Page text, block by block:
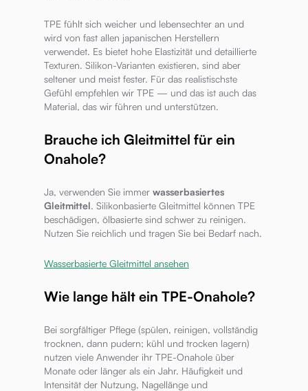
TPE fühlt sich weicher und lebensechter an und
wird von fast allen japanischen Herstellern
verwendet. Es bietet hohe Elastizität und detaillierte
Texturen. Silikon-Varianten existieren, sind aber
seltener und meist fester. Für das realistischste
Gefühl empfehlen wir TPE — und das ist auch das
Material, das wir führen und unterstützen.
Brauche ich Gleitmittel für ein
Onahole?
Ja, verwenden Sie immer wasserbasiertes
Gleitmittel. Silikonbasierte Gleitmittel können TPE
beschädigen, ölbasierte sind schwer zu reinigen.
Nutzen Sie reichlich und tragen Sie bei Bedarf nach.
Wasserbasierte Gleitmittel ansehen
Wie lange hält ein TPE-Onahole?
Bei sorgfältiger Pflege (spülen, reinigen, vollständig
trocknen, dann pudern; kühl und trocken lagern)
nutzen viele Anwender ihr TPE-Onahole über
Monate oder länger als ein Jahr. Häufigkeit und
Intensität der Nutzung, Nagellänge und